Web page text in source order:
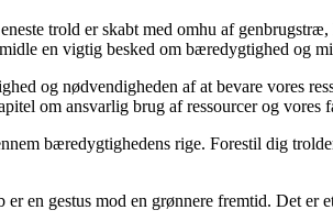
trold er skabt med omhu af
en vigtig besked om bæredygtighed og
og nødvendigheden af at bevare vores
om ansvarlig brug af ressourcer og vores
bæredygtighedens rige. Forestil dig
en gestus mod en grønnere fremtid. Det